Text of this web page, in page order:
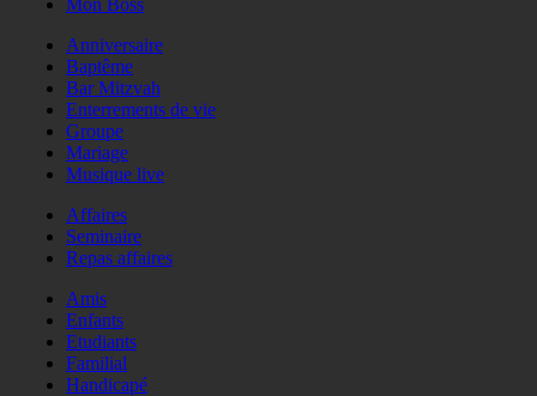
Mon Boss
Anniversaire
Baptême
Bar Mitzvah
Enterrements de vie
Groupe
Mariage
Musique live
Affaires
Seminaire
Repas affaires
Amis
Enfants
Etudiants
Familial
Handicapé